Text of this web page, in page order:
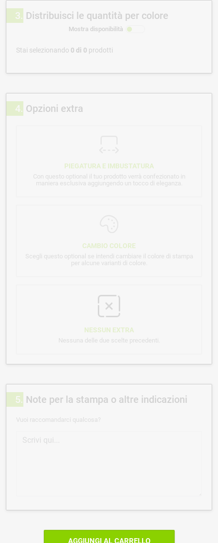
3 Distribuisci le quantità per colore
Mostra disponibilità
Stai selezionando 0 di 0 prodotti
4 Opzioni extra
PIEGATURA E IMBUSTATURA
Con questo optional il tuo prodotto verrà confezionato in
maniera esclusiva aggiungendo un tocco di eleganza.
CAMBIO COLORE
Scegli questo optional se intendi cambiare il colore di stampa
per alcune varianti di colore.
NESSUN EXTRA
Nessuna delle due scelte precedenti.
5 Note per la stampa o altre indicazioni
Vuoi raccomandarci qualcosa?
AGGIUNGI AL CARRELLO